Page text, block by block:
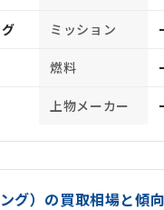
ミッション
燃料
上物メーカー
グ）の買取相場と傾向